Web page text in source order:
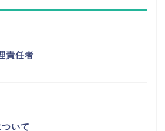
責任者
いて